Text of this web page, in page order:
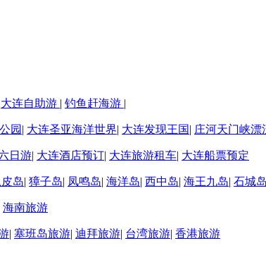
大连自助游 | 钓鱼赶海游 |
园 | 大连圣亚海洋世界| 大连发现王国| 庄河天门峡漂
日游| 大连酒店预订| 大连旅游租车| 大连船票预定
皮岛| 獐子岛| 凤鸣岛| 海洋岛| 西中岛| 海王九岛| 石城
海南旅游
| 塞班岛旅游| 迪拜旅游| 台湾旅游| 香港旅游